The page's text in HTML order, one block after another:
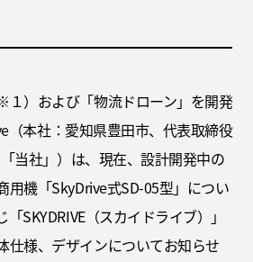
１）および「物流ドローン」を開発
（本社：愛知県豊田市、代表取締役
当社」）は、現在、設計開発中の
用機「SkyDrive式SD-05型」につい
SKYDRIVE（スカイドライブ）」
仕様、デザインについてお知らせ